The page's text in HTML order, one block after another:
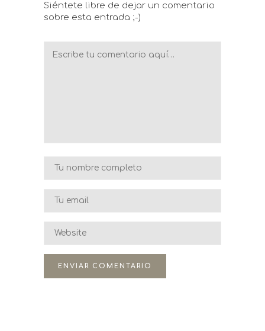
Siéntete libre de dejar un comentario
sobre esta entrada ;-)